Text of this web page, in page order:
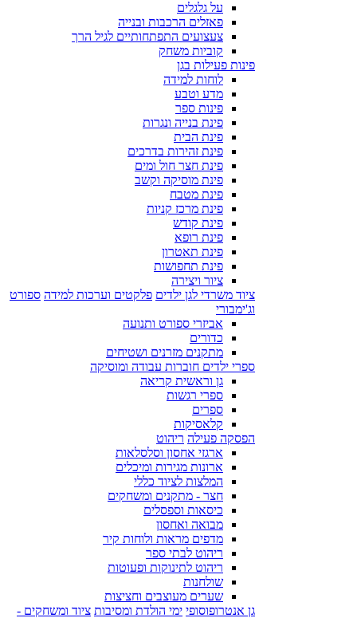
על גלגלים
פאזלים הרכבות ובנייה
צעצועים התפתחותיים לגיל הרך
קוביות משחק
פינות פעילות בגן
לוחות למידה
מדע וטבע
פינות ספר
פינת בנייה ונגרות
פינת הבית
פינת זהירות בדרכים
פינת חצר חול ומים
פינת מוסיקה וקשב
פינת מטבח
פינת מרכז קניות
פינת קודש
פינת רופא
פינת תאטרון
פינת תחפושות
ציור ויצירה
ציוד משרדי לגן ילדים פלקטים וערכות למידה ספורט
וג'ימבורי
אביזרי ספורט ותנועה
כדורים
מתקנים מזרנים ושטיחים
ספרי ילדים חוברות עבודה ומוסיקה
גן וראשית קריאה
ספרי רגשות
ספרים
קלאסיקות
הפסקה פעילה ריהוט
ארגזי אחסון וסלסלאות
ארונות מגירות ומיכלים
המלצות לציוד כללי
חצר - מתקנים ומשחקים
כיסאות וספסלים
מבואה ואחסון
מדפים מראות ולוחות קיר
ריהוט לבתי ספר
ריהוט לתינוקות ופעוטות
שולחנות
שערים מעוצבים וחציצות
גן אנטרופוסופי ימי הולדת ומסיבות ציוד ומשחקים -